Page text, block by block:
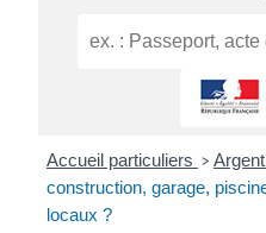
Accueil particuliers > Argent
construction, garage,
locaux ?